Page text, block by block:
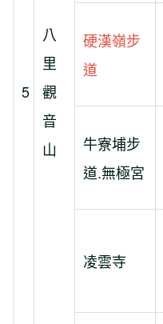
5
八
里
觀
音
山
硬漢嶺步
道
牛寮埔步
道.無極宮
凌雲寺